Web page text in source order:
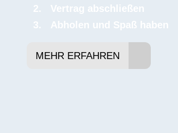
Vertrag abschließen
Abholen und Spaß haben
MEHR ERFAHREN